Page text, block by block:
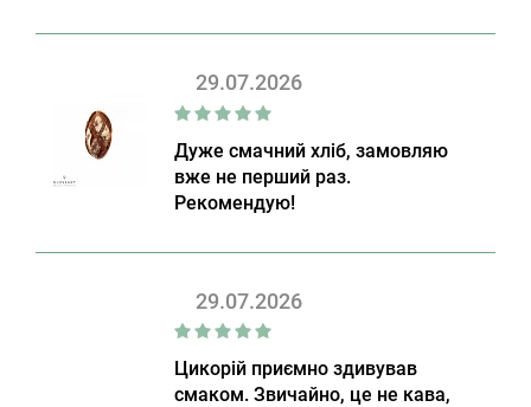
29.07.2026
Дуже смачний хліб, замовляю
вже не перший раз.
Рекомендую!
29.07.2026
Цикорій приємно здивував
смаком. Звичайно, це не кава,